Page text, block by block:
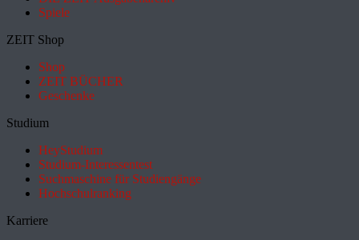
Spiele
ZEIT Shop
Shop
ZEIT BÜCHER
Geschenke
Studium
HeyStudium
Studium-Interessentest
Suchmaschine für Studiengänge
Hochschulranking
Karriere